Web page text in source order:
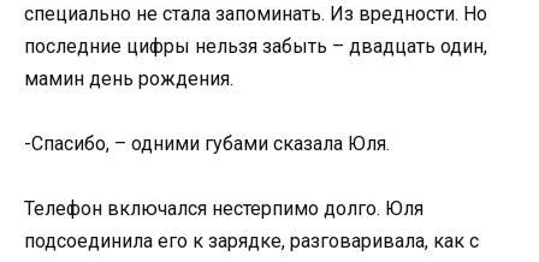
специально не стала запоминать. Из вредности. Но
последние цифры нельзя забыть – двадцать один,
мамин день рождения.
-Спасибо, – одними губами сказала Юля.
Телефон включался нестерпимо долго. Юля
подсоединила его к зарядке, разговаривала, как с